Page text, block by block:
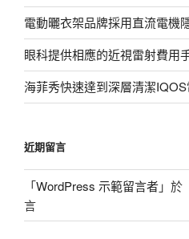
電動曬衣架品牌採用直流電機
眼科提供相應的近視雷射費用
海菲秀快速達到深層清潔
近期留言
「WordPress 示範留言者」於
言